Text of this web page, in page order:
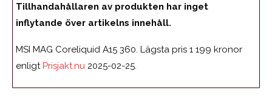
Tillhandahållaren av produkten har inget
inflytande över artikelns innehåll.
MSI MAG Coreliquid A15 360. Lägsta pris 1 199 kronor
enligt Prisjakt.nu 2025-02-25.